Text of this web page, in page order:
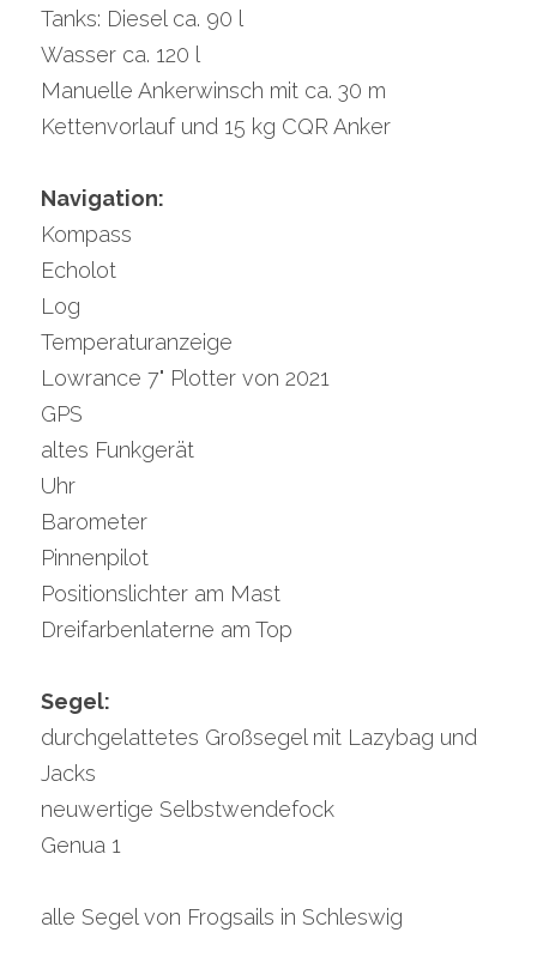
Tanks: Diesel ca. 90 l
Wasser ca. 120 l
Manuelle Ankerwinsch mit ca. 30 m
Kettenvorlauf und 15 kg CQR Anker
Navigation:
Kompass
Echolot
Log
Temperaturanzeige
Lowrance 7" Plotter von 2021
GPS
altes Funkgerät
Uhr
Barometer
Pinnenpilot
Positionslichter am Mast
Dreifarbenlaterne am Top
Segel:
durchgelattetes Großsegel mit Lazybag und
Jacks
neuwertige Selbstwendefock
Genua 1
alle Segel von Frogsails in Schleswig